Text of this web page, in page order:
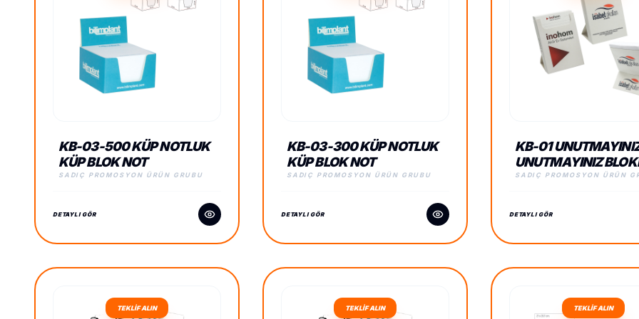
KB-03-500 KÜP NOTLUK
KÜP BLOK NOT
SADIÇ PROMOSYON ÜRÜN GRUBU
DETAYLI GÖR
KB-03-300 KÜP NOTLUK
KÜP BLOK NOT
SADIÇ PROMOSYON ÜRÜN GRUBU
DETAYLI GÖR
KB-01
UNUTMAYINIZ
SADIÇ PROMOSYON ÜRÜN
DETAYLI GÖR
TEKLİF ALIN TEKLİF ALIN TEKLİF ALIN